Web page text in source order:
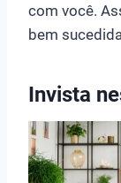
com você.
bem
Invista